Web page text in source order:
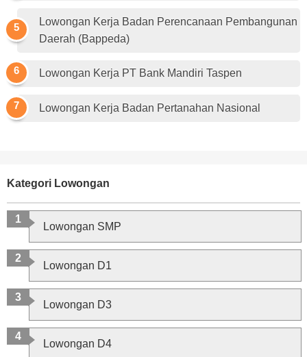
Lowongan Kerja Badan Perencanaan Pembangunan
Daerah (Bappeda)
Lowongan Kerja PT Bank Mandiri Taspen
Lowongan Kerja Badan Pertanahan Nasional
Kategori Lowongan
Lowongan SMP
Lowongan D1
Lowongan D3
Lowongan D4